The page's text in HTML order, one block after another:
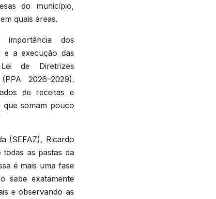
do município,
quais áreas.
dos
e a execução das
de Diretrizes
2026–2029).
de receitas e
que somam pouco
(SEFAZ), Ricardo
as pastas da
é mais uma fase
sabe exatamente
e observando as